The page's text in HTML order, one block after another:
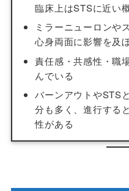
臨床上はSTSに近い
ミラーニューロンや
心身両面に影響を及
責任感・共感性・職
んでいる
バーンアウトやSTS
分も多く、進行する
性がある